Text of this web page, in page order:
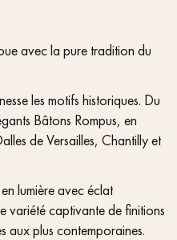
avec la pure tradition du
les motifs historiques. Du
Bâtons Rompus, en
de Versailles, Chantilly et
lumière avec éclat
variété captivante de finitions
aux plus contemporaines.